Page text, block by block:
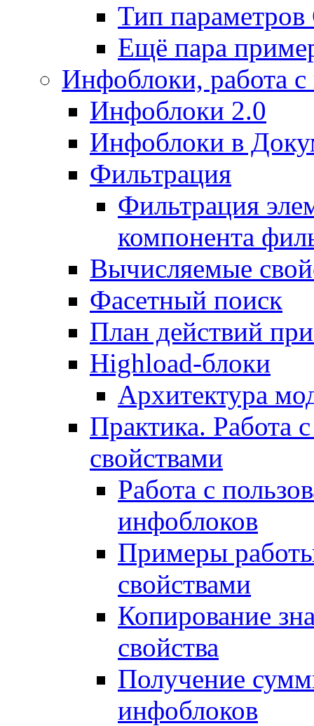
Тип
Ещё пара
Инфоблоки, работа
Инфоблоки 2.0
Инфоблоки в
Фильтрация
Фильтрация
компонента
Вычисляемые
Фасетный поиск
План действий
Highload-блоки
Архитектура
Практика. Работа
свойствами
Работа с
инфоблоков
Примеры
свойствами
Копирование
свойства
Получение
инфоблоков